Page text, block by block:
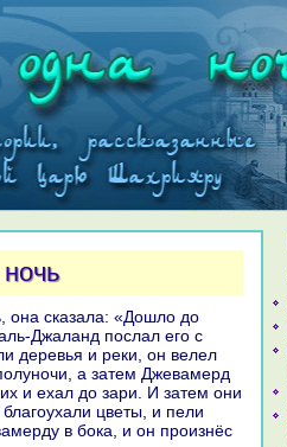
Джаланд послал его с
деревья и реки, он велел
а затем Джевамерд
и ехал до зари. И затем они
цветы, и пели
в бока, и он произнёс